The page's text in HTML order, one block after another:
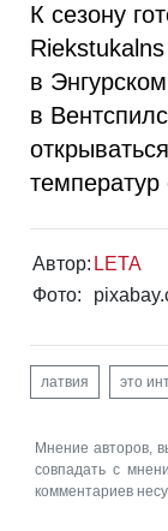
К сезону
в
в
температур
Автор: LETA
Фото:
латвия это
Мнение авторов,
совпадать с
комментариев